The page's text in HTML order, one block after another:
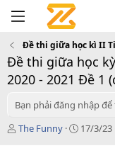
Đề thi giữa học kì II
Đề thi giữa học
2020 - 2021 Đề 1
Bạn phải đăng nhập để
T
The Funny
C17/3/23